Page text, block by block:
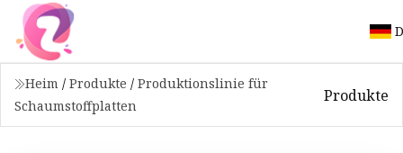
Heim / Produkte / Produktionslinie für
Schaumstoffplatten
Produkte